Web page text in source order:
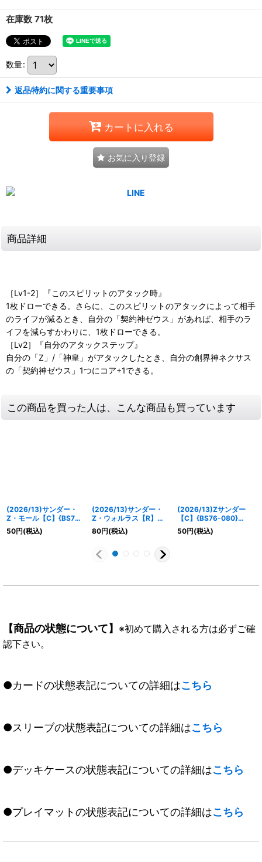
在庫数 71枚
数量:
返品特約に関する重要事項
カートに入れる
お気に入り登録
商品詳細
［Lv1-2］『このスピリットのアタック時』
1枚ドローできる。さらに、このスピリットのアタックによって相手
のライフが減るとき、自分の「契約神ゼウス」があれば、相手のラ
イフを減らすかわりに、1枚ドローできる。
［Lv2］『自分のアタックステップ』
自分の「Z」/「神皇」がアタックしたとき、自分の創界神ネクサス
の「契約神ゼウス」1つにコア+1できる。
この商品を買った人は、こんな商品も買っています
(2026/13)サンダー・
Z・モール【C】{BS76-
001}《赤》
50円(税込)
(2026/13)サンダー・
Z・ウォルラス【R】
{BS76-008}《赤》
80円(税込)
(2026/13)Zサンダー
【C】{BS76-080}
《赤》
50円(税込)
【商品の状態について】 ※初めて購入される方は必ずご確
認下さい。
●カードの状態表記についての詳細はこちら
●スリーブの状態表記についての詳細はこちら
●デッキケースの状態表記についての詳細はこちら
●プレイマットの状態表記についての詳細はこちら